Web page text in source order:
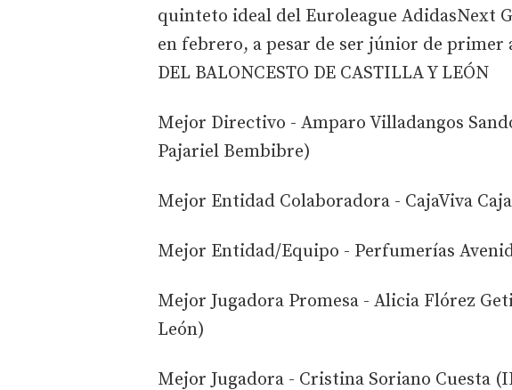
quinteto ideal del Euroleague AdidasNext
en febrero, a pesar de ser júnior de primer
DEL BALONCESTO DE CASTILLA Y LEÓN
Mejor Directivo - Amparo Villadangos
Pajariel Bembibre)
Mejor Entidad Colaboradora - CajaViva
Mejor Entidad/Equipo - Perfumerías
Mejor Jugadora Promesa - Alicia Flórez
León)
Mejor Jugadora - Cristina Soriano Cuesta